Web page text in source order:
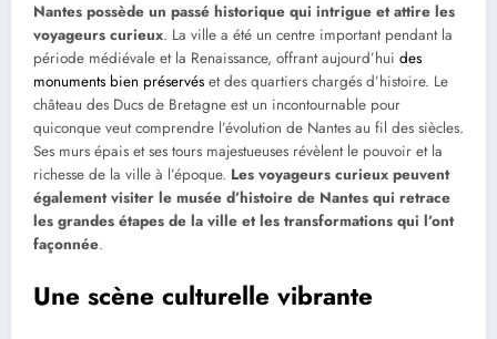
Nantes possède un passé historique qui intrigue et attire les
voyageurs curieux. La ville a été un centre important pendant la
période médiévale et la Renaissance, offrant aujourd’hui des
monuments bien préservés et des quartiers chargés d’histoire. Le
château des Ducs de Bretagne est un incontournable pour
quiconque veut comprendre l’évolution de Nantes au fil des siècles.
Ses murs épais et ses tours majestueuses révèlent le pouvoir et la
richesse de la ville à l’époque. Les voyageurs curieux peuvent
également visiter le musée d’histoire de Nantes qui retrace
les grandes étapes de la ville et les transformations qui l’ont
façonnée.
Une scène culturelle vibrante